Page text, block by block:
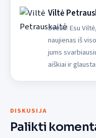
Viltė
Sveiki! Esu
naujienas iš
jums
aiškiai ir
DISKUSIJA
Palikti